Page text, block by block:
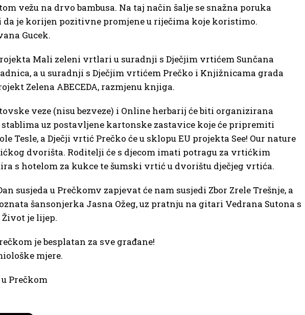
vežu na drvo bambusa. Na taj način šalje se snažna poruka
da je korijen pozitivne promjene u riječima koje koristimo.
Gucek.
Mali zeleni vrtlari u suradnji s Dječjim vrtićem Sunčana
a u suradnji s Dječjim vrtićem Prečko i Knjižnicama grada
Zelena ABECEDA, razmjenu knjiga.
veze (nisu bezveze) i Online herbarij će biti organizirana
uz postavljene kartonske zastavice koje će pripremiti
Tesle, a Dječji vrtić Prečko će u sklopu EU projekta See! Our nature
dvorišta. Roditelji će s djecom imati potragu za vrtićkim
s hotelom za kukce te šumski vrtić u dvorištu dječjeg vrtića.
susjeda u Prečkomv zapjevat će nam susjedi Zbor Zrele Trešnje, a
šansonjerka Jasna Ožeg, uz pratnju na gitari Vedrana Sutona s
je lijep.
je besplatan za sve građane!
mjere.
u Prečkom